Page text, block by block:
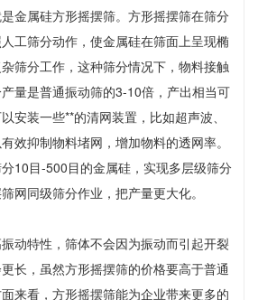
金属硅方形摇摆筛。方形摇摆筛在筛分
工筛分动作，使金属硅在筛面上呈现椭
筛分工作，这种筛分情况下，物料接触
量是普通振动筛的3-10倍，产出相当可
安装一些**的清网装置，比如超声波、
效抑制物料堵网，增加物料的透网率。
10目-500目的金属硅，实现多层级筛分
网同级筛分作业，把产量更大化。
动特性，筛体不会因为振动而引起开裂
长，虽然方形摇摆筛的价格要高于普通
来看，方形摇摆筛能为企业带来更多的